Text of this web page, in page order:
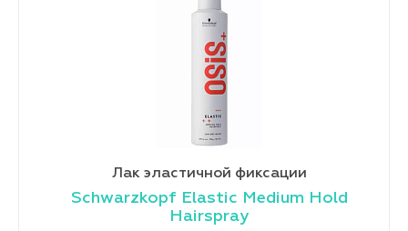
Лак эластичной фиксации
Schwarzkopf Elastic Medium Hold
Hairspray